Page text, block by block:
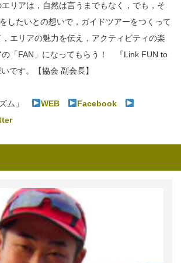
リアは，自然は言うまでもなく，でも，そ
したいとの想いで，ガイドツアーをつくって
エリアの魅力を伝え，アクティビティの楽
の「FAN」になってもらう！ 『Link FUN to
です。【協会 副会長】
ズム」 WEB
Facebook